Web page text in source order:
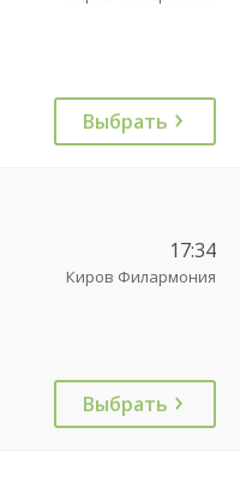
Выбрать
17:34
Киров Филармония
Выбрать